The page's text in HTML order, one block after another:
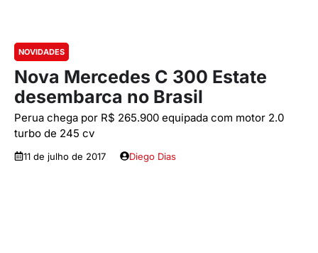
NOVIDADES
Nova Mercedes C 300 Estate
desembarca no Brasil
Perua chega por R$ 265.900 equipada com motor 2.0
turbo de 245 cv
11 de julho de 2017 Diego Dias